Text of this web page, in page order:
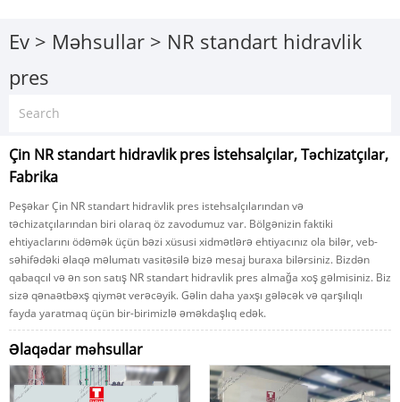
Ev > Məhsullar > NR standart hidravlik
pres
Çin NR standart hidravlik pres İstehsalçılar, Təchizatçılar,
Fabrika
Peşəkar Çin NR standart hidravlik pres istehsalçılarından və
təchizatçılarından biri olaraq öz zavodumuz var. Bölgənizin faktiki
ehtiyaclarını ödəmək üçün bəzi xüsusi xidmətlərə ehtiyacınız ola bilər, veb-
səhifədəki əlaqə məlumatı vasitəsilə bizə mesaj buraxa bilərsiniz. Bizdən
qabaqcıl və ən son satış NR standart hidravlik pres almağa xoş gəlmisiniz. Biz
sizə qənaətbəxş qiymət verəcəyik. Gəlin daha yaxşı gələcək və qarşılıqlı
fayda yaratmaq üçün bir-birimizlə əməkdaşlıq edək.
Əlaqədar məhsullar